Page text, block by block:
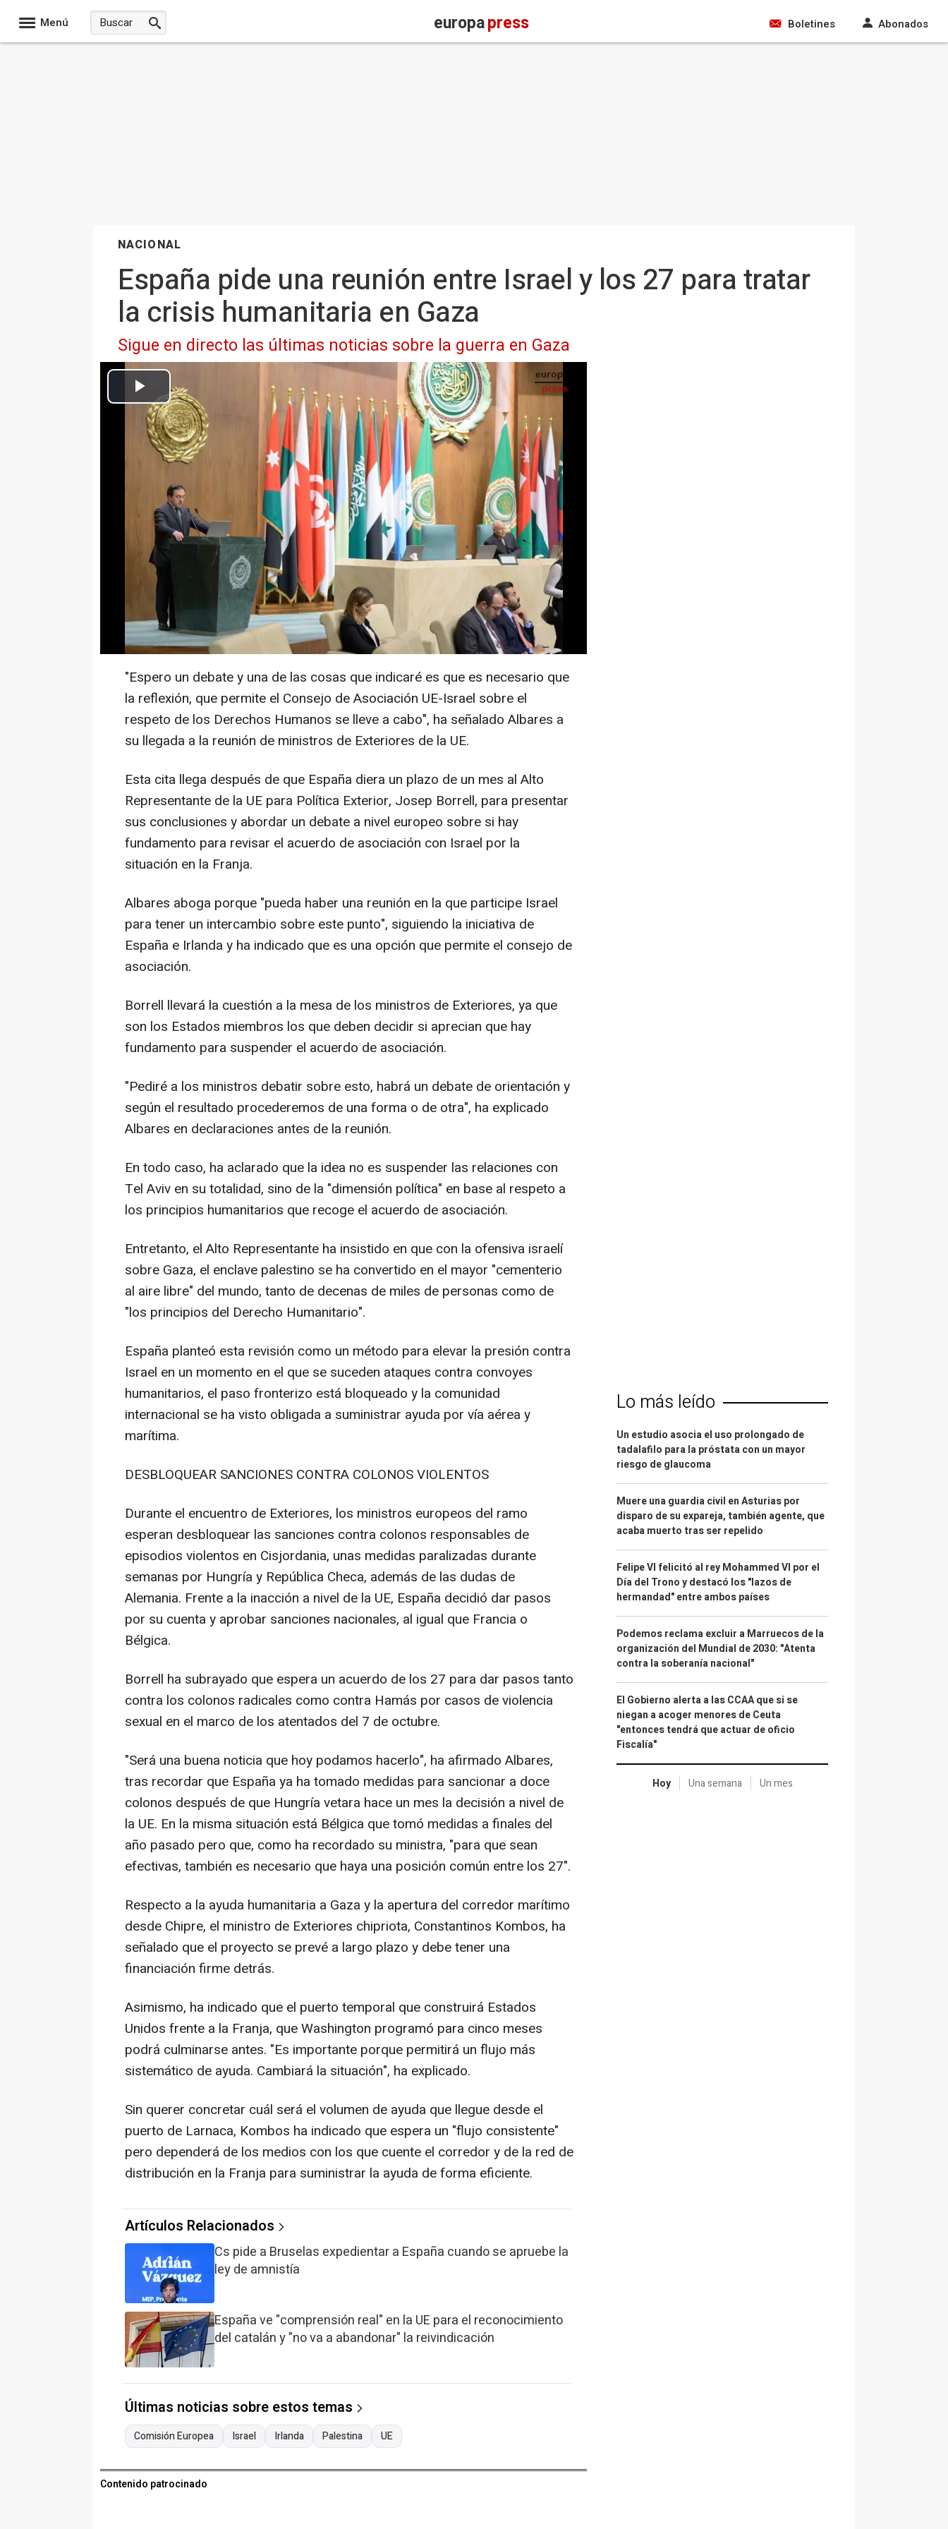
Menú europapress Boletines Abonados
NACIONAL
España pide una reunión entre Israel y los 27 para tratar
la crisis humanitaria en Gaza
Sigue en directo las últimas noticias sobre la guerra en Gaza
El ministro de Asuntos Exteriores, Unión Europea y Cooperación, José Manuel Albares, interviene ante los delegados de la Liga Árabe en El Cairo -
MINISTERIO DE ASUNTOS EXTERIORES
Europa Press Nacional
Actualizado: lunes, 18 marzo 2024 12:27 Abrir opciones para compartir
IA Seguir en
BRUSELAS, 18 (EUROPA PRESS)
El ministro de Asuntos Exteriores, Cooperación y Unión Europea, José
Manuel Albares, ha anunciado que España solicitará al resto de Estados
miembros de la UE convocar una reunión con Israel para tratar la crisis
humanitaria en la Franja de Gaza, en el primer debate desde que España e
Irlanda solicitaran a la Comisión Europea revisar si Tel Aviv viola aspectos
humanitarios del acuerdo de asociación.
"Espero un debate y una de las cosas que indicaré es que es necesario que
la reflexión, que permite el Consejo de Asociación UE-Israel sobre el
respeto de los Derechos Humanos se lleve a cabo", ha señalado Albares a
su llegada a la reunión de ministros de Exteriores de la UE.
Esta cita llega después de que España diera un plazo de un mes al Alto
Representante de la UE para Política Exterior, Josep Borrell, para presentar
sus conclusiones y abordar un debate a nivel europeo sobre si hay
fundamento para revisar el acuerdo de asociación con Israel por la
situación en la Franja.
Albares aboga porque "pueda haber una reunión en la que participe Israel
para tener un intercambio sobre este punto", siguiendo la iniciativa de
España e Irlanda y ha indicado que es una opción que permite el consejo de
asociación.
Borrell llevará la cuestión a la mesa de los ministros de Exteriores, ya que
son los Estados miembros los que deben decidir si aprecian que hay
fundamento para suspender el acuerdo de asociación.
"Pediré a los ministros debatir sobre esto, habrá un debate de orientación y
según el resultado procederemos de una forma o de otra", ha explicado
Albares en declaraciones antes de la reunión.
En todo caso, ha aclarado que la idea no es suspender las relaciones con
Tel Aviv en su totalidad, sino de la "dimensión política" en base al respeto a
los principios humanitarios que recoge el acuerdo de asociación.
Entretanto, el Alto Representante ha insistido en que con la ofensiva israelí
sobre Gaza, el enclave palestino se ha convertido en el mayor "cementerio
al aire libre" del mundo, tanto de decenas de miles de personas como de
"los principios del Derecho Humanitario".
España planteó esta revisión como un método para elevar la presión contra
Israel en un momento en el que se suceden ataques contra convoyes
humanitarios, el paso fronterizo está bloqueado y la comunidad
internacional se ha visto obligada a suministrar ayuda por vía aérea y
marítima.
DESBLOQUEAR SANCIONES CONTRA COLONOS VIOLENTOS
Durante el encuentro de Exteriores, los ministros europeos del ramo
esperan desbloquear las sanciones contra colonos responsables de
episodios violentos en Cisjordania, unas medidas paralizadas durante
semanas por Hungría y República Checa, además de las dudas de
Alemania. Frente a la inacción a nivel de la UE, España decidió dar pasos
por su cuenta y aprobar sanciones nacionales, al igual que Francia o
Bélgica.
Borrell ha subrayado que espera un acuerdo de los 27 para dar pasos tanto
contra los colonos radicales como contra Hamás por casos de violencia
sexual en el marco de los atentados del 7 de octubre.
"Será una buena noticia que hoy podamos hacerlo", ha afirmado Albares,
tras recordar que España ya ha tomado medidas para sancionar a doce
colonos después de que Hungría vetara hace un mes la decisión a nivel de
la UE. En la misma situación está Bélgica que tomó medidas a finales del
año pasado pero que, como ha recordado su ministra, "para que sean
efectivas, también es necesario que haya una posición común entre los 27".
Respecto a la ayuda humanitaria a Gaza y la apertura del corredor marítimo
desde Chipre, el ministro de Exteriores chipriota, Constantinos Kombos, ha
señalado que el proyecto se prevé a largo plazo y debe tener una
financiación firme detrás.
Asimismo, ha indicado que el puerto temporal que construirá Estados
Unidos frente a la Franja, que Washington programó para cinco meses
podrá culminarse antes. "Es importante porque permitirá un flujo más
sistemático de ayuda. Cambiará la situación", ha explicado.
Sin querer concretar cuál será el volumen de ayuda que llegue desde el
puerto de Larnaca, Kombos ha indicado que espera un "flujo consistente"
pero dependerá de los medios con los que cuente el corredor y de la red de
distribución en la Franja para suministrar la ayuda de forma eficiente.
Artículos Relacionados
Cs pide a Bruselas expedientar a España cuando se apruebe la
ley de amnistía
España ve "comprensión real" en la UE para el reconocimiento
del catalán y "no va a abandonar" la reivindicación
Últimas noticias sobre estos temas
Comisión Europea Israel Irlanda Palestina UE
Contenido patrocinado
Lo más leído
Un estudio asocia el uso prolongado de
tadalafilo para la próstata con un mayor
riesgo de glaucoma
Muere una guardia civil en Asturias por
disparo de su expareja, también agente, que
acaba muerto tras ser repelido
Felipe VI felicitó al rey Mohammed VI por el
Día del Trono y destacó los "lazos de
hermandad" entre ambos países
Podemos reclama excluir a Marruecos de la
organización del Mundial de 2030: "Atenta
contra la soberanía nacional"
El Gobierno alerta a las CCAA que si se
niegan a acoger menores de Ceuta
"entonces tendrá que actuar de oficio
Fiscalía"
Hoy Una semana Un mes